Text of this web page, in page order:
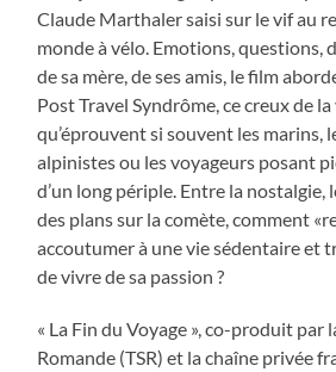
Claude Marthaler saisi sur le vif au
monde à vélo. Emotions, questions,
de sa mère, de ses amis, le film
Post Travel Syndrôme, ce creux de la
qu’éprouvent si souvent les marins,
alpinistes ou les voyageurs posant
d’un long périple. Entre la
des plans sur la comète, comment
accoutumer à une vie sédentaire et
de vivre de sa passion ?
« La Fin du Voyage », co-produit par
Romande (TSR) et la chaîne privée